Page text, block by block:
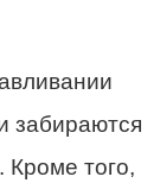
забираются
Кроме того,